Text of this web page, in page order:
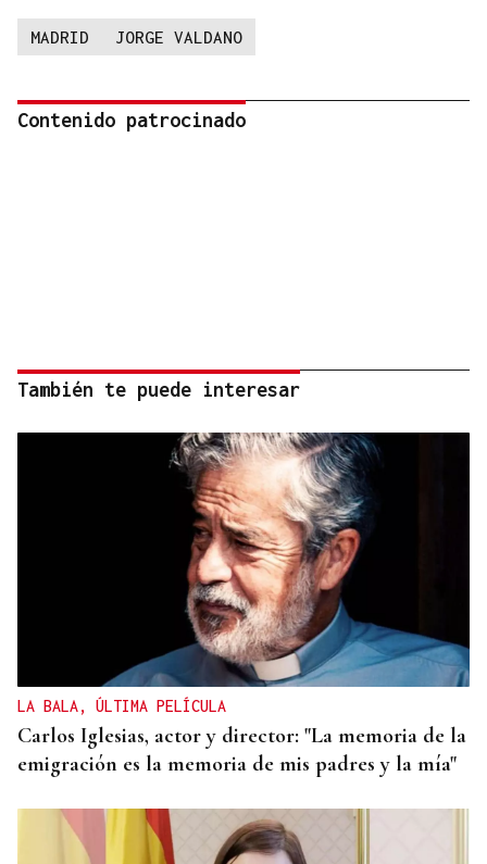
MADRID JORGE VALDANO
Contenido patrocinado
También te puede interesar
LA BALA, ÚLTIMA PELÍCULA
Carlos Iglesias, actor y director: "La memoria de la
emigración es la memoria de mis padres y la mía"